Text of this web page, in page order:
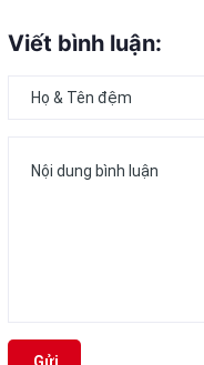
Viết bình luận:
Gửi